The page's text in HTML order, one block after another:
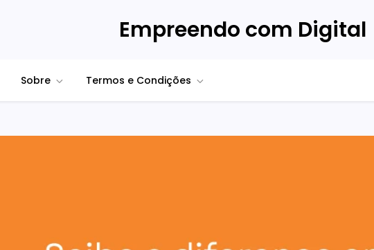
Empreendo com Digital
Sobre Termos e Condições